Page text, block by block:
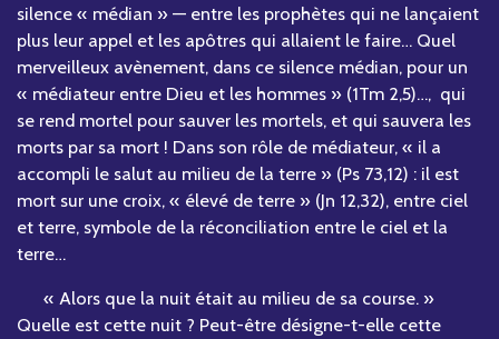
silence « médian » — entre les prophètes qui ne lançaient
plus leur appel et les apôtres qui allaient le faire… Quel
merveilleux avènement, dans ce silence médian, pour un
« médiateur entre Dieu et les hommes » (1Tm 2,5)…, qui
se rend mortel pour sauver les mortels, et qui sauvera les
morts par sa mort ! Dans son rôle de médiateur, « il a
accompli le salut au milieu de la terre » (Ps 73,12) : il est
mort sur une croix, « élevé de terre » (Jn 12,32), entre ciel
et terre, symbole de la réconciliation entre le ciel et la
terre…
« Alors que la nuit était au milieu de sa course. »
Quelle est cette nuit ? Peut-être désigne-t-elle cette